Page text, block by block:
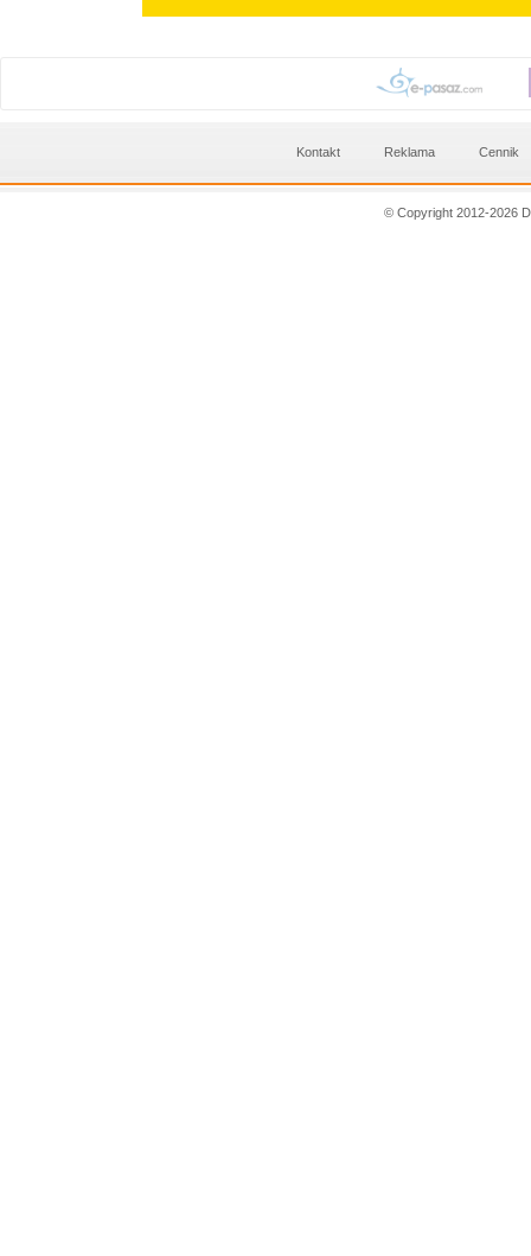
Kontakt Reklama Cennik
© Copyright 2012-2026